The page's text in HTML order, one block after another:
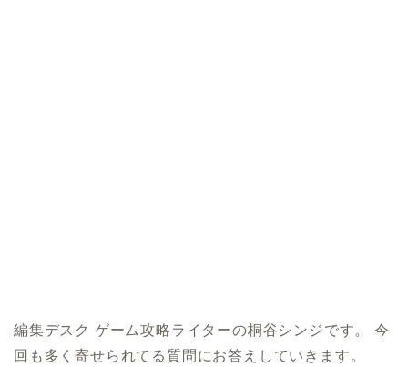
編集デスク ゲーム攻略ライターの桐谷シンジです。 今
回も多く寄せられてる質問にお答えしていきます。